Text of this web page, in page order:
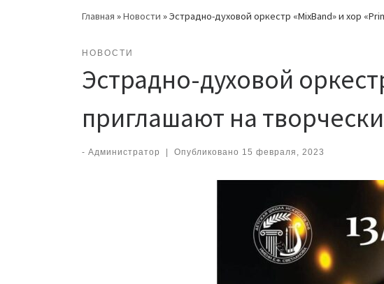
Главная »Новости »Эстрадно-духовой оркестр «MixBand» и хор
НОВОСТИ
Эстрадно-духовой
приглашают на
- Администратор | Опубликовано 15 февраля, 2023